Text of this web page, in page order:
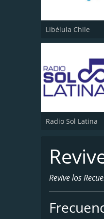
Libélula Chile
Radio Sol Latina
Revive los